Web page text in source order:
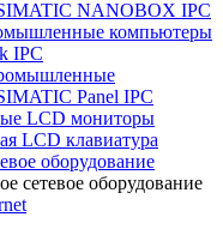
NANOBOX IPC
компьютеры
IPC
Panel IPC
LCD мониторы
LCD клавиатура
оборудование
сетевое оборудование